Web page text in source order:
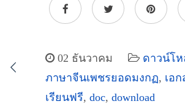
02 ธันวาคม ดาวน์โ
ภาษาจีนเพชรยอดมงกฏ, เอ
เรียนฟรี, doc, download